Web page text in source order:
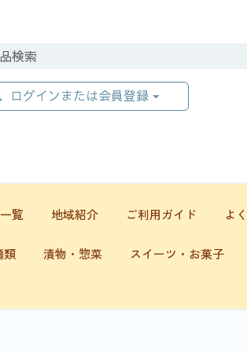
ログインまたは会員登録
覧 地域紹介 ご利用ガイド よ
類 漬物・惣菜 スイーツ・お菓子